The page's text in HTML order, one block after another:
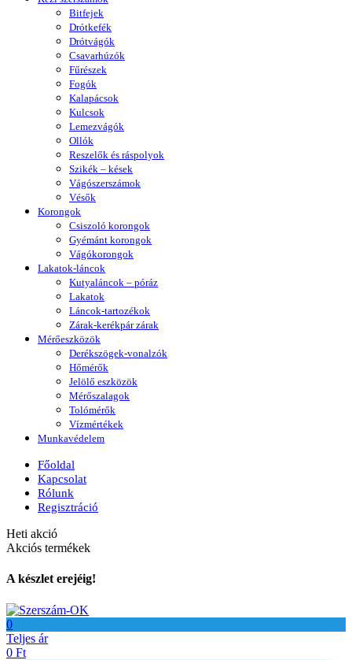
Bitfejek
Drótkefék
Drótvágók
Csavarhúzók
Fűrészek
Fogók
Kalapácsok
Kulcsok
Lemezvágók
Ollók
Reszelők és ráspolyok
Szikék – kések
Vágószerszámok
Vésők
Korongok
Csiszoló korongok
Gyémánt korongok
Vágókorongok
Lakatok-láncok
Kutyaláncok – póráz
Lakatok
Láncok-tartozékok
Zárak-kerékpár zárak
Mérőeszközök
Derékszögek-vonalzók
Hőmérők
Jelölő eszközök
Mérőszalagok
Tolómérők
Vízmértékek
Munkavédelem
Főoldal
Kapcsolat
Rólunk
Regisztráció
Heti akció
Akciós termékek
A készlet erejéig!
0
Teljes ár
0 Ft